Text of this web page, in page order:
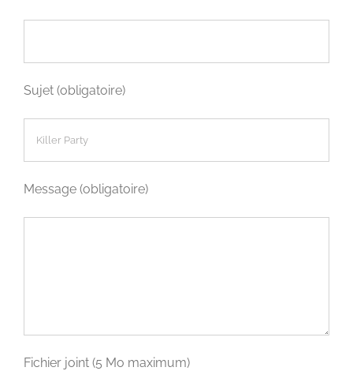
Sujet (obligatoire)
Message (obligatoire)
Fichier joint (5 Mo maximum)